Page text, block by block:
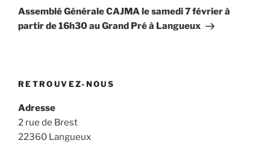
suivant
Assemblé Générale CAJMA le samedi 7 février à
partir de 16h30 au Grand Pré à Langueux
RETROUVEZ-NOUS
Adresse
2 rue de Brest
22360 Langueux